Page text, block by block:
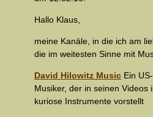
Hallo Klaus,
meine Kanäle, in die ich am
die im weitesten Sinne mit
David Hilowitz Music Ein
Musiker, der in seinen Videos
kuriose Instrumente vorstellt